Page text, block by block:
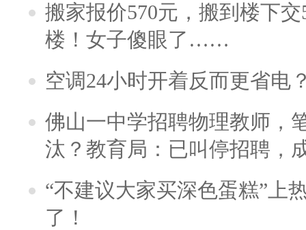
搬家报价570元，搬到楼下
楼！女子傻眼了……
空调24小时开着反而更省电
佛山一中学招聘物理教师，
汰？教育局：已叫停招聘，
“不建议大家买深色蛋糕”上
了！